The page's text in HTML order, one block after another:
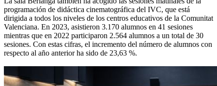
programación de didáctica cinematográfica del IVC, que está
dirigida a todos los niveles de los centros educativos de la Comunitat
Valenciana. En 2023, asistieron 3.170 alumnos en 41 sesiones
mientras que en 2022 participaron 2.564 alumnos a un total de 30
sesiones. Con estas cifras, el incremento del número de alumnos con
respecto al año anterior ha sido de 23,63 %.